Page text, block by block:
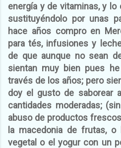
energía y de vitaminas, y
sustituyéndolo por unas
hace años compro en
para tés, infusiones y
de que aunque no sean
sientan muy bien pues
través de los años; pero
doy el gusto de saborear
cantidades moderadas;
abuso de productos
la macedonia de frutas,
vegetal o el yogur con un